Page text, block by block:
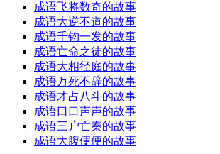
成语飞将数奇的故事
成语大逆不道的故事
成语千钧一发的故事
成语亡命之徒的故事
成语大相径庭的故事
成语万死不辞的故事
成语才占八斗的故事
成语口口声声的故事
成语三户亡秦的故事
成语大腹便便的故事